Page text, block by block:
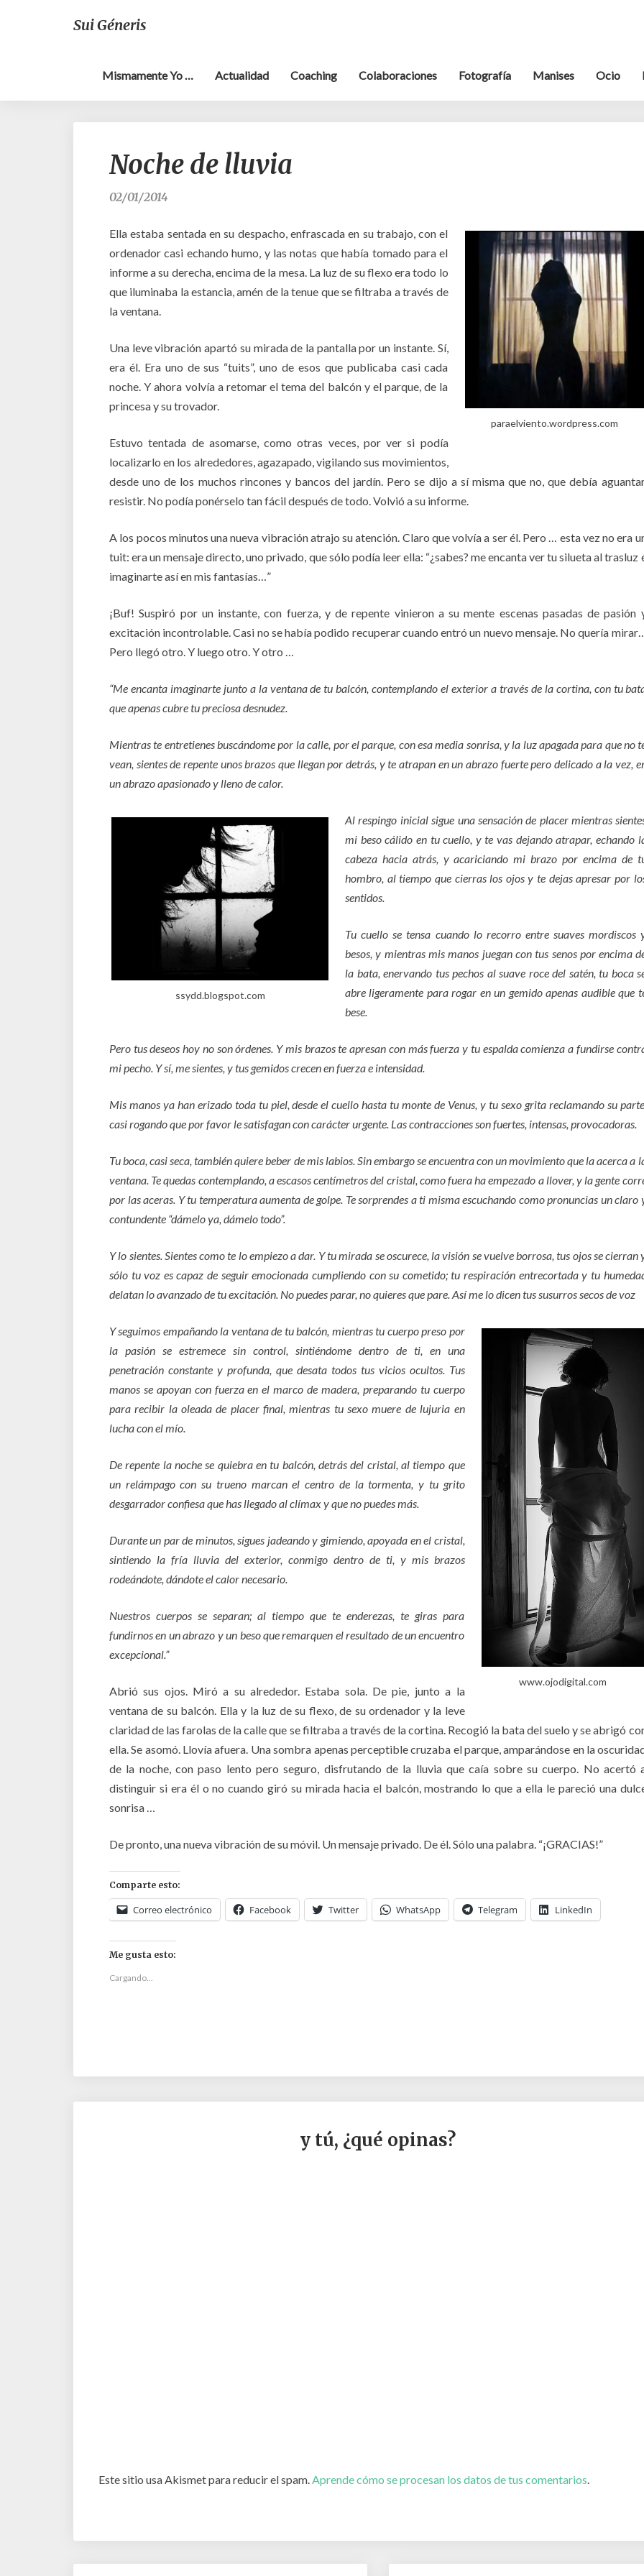
Sui Géneris
Mismamente Yo … Actualidad Coaching Colaboraciones Fotografía Manises Ocio
Noche de lluvia
02/01/2014
paraelviento.wordpress.com
Ella estaba sentada en su despacho, enfrascada en su trabajo, con el
ordenador casi echando humo, y las notas que había tomado para el
informe a su derecha, encima de la mesa. La luz de su flexo era todo lo
que iluminaba la estancia, amén de la tenue que se filtraba a través de
la ventana.
Una leve vibración apartó su mirada de la pantalla por un instante. Sí,
era él. Era uno de sus “tuits”, uno de esos que publicaba casi cada
noche. Y ahora volvía a retomar el tema del balcón y el parque, de la
princesa y su trovador.
Estuvo tentada de asomarse, como otras veces, por ver si podía
localizarlo en los alrededores, agazapado, vigilando sus movimientos,
desde uno de los muchos rincones y bancos del jardín. Pero se dijo a sí misma que no, que debía
resistir. No podía ponérselo tan fácil después de todo. Volvió a su informe.
A los pocos minutos una nueva vibración atrajo su atención. Claro que volvía a ser él. Pero … esta vez no era
tuit: era un mensaje directo, uno privado, que sólo podía leer ella: “¿sabes? me encanta ver tu silueta al trasluz
imaginarte así en mis fantasías…”
¡Buf! Suspiró por un instante, con fuerza, y de repente vinieron a su mente escenas pasadas de pasión
excitación incontrolable. Casi no se había podido recuperar cuando entró un nuevo mensaje. No quería
Pero llegó otro. Y luego otro. Y otro …
“Me encanta imaginarte junto a la ventana de tu balcón, contemplando el exterior a través de la cortina, con tu
que apenas cubre tu preciosa desnudez.
Mientras te entretienes buscándome por la calle, por el parque, con esa media sonrisa, y la luz apagada para que no
vean, sientes de repente unos brazos que llegan por detrás, y te atrapan en un abrazo fuerte pero delicado a la vez,
un abrazo apasionado y lleno de calor.
ssydd.blogspot.com
Al respingo inicial sigue una sensación de placer mientras
mi beso cálido en tu cuello, y te vas dejando atrapar, echando
cabeza hacia atrás, y acariciando mi brazo por encima de
hombro, al tiempo que cierras los ojos y te dejas apresar por
sentidos.
Tu cuello se tensa cuando lo recorro entre suaves mordiscos
besos, y mientras mis manos juegan con tus senos por encima
la bata, enervando tus pechos al suave roce del satén, tu boca
abre ligeramente para rogar en un gemido apenas audible que
bese.
Pero tus deseos hoy no son órdenes. Y mis brazos te apresan con más fuerza y tu espalda comienza a fundirse
mi pecho. Y sí, me sientes, y tus gemidos crecen en fuerza e intensidad.
Mis manos ya han erizado toda tu piel, desde el cuello hasta tu monte de Venus, y tu sexo grita reclamando su
casi rogando que por favor le satisfagan con carácter urgente. Las contracciones son fuertes, intensas, provocadoras.
Tu boca, casi seca, también quiere beber de mis labios. Sin embargo se encuentra con un movimiento que la acerca a
ventana. Te quedas contemplando, a escasos centímetros del cristal, como fuera ha empezado a llover, y la gente
por las aceras. Y tu temperatura aumenta de golpe. Te sorprendes a ti misma escuchando como pronuncias un claro
contundente “dámelo ya, dámelo todo”.
Y lo sientes. Sientes como te lo empiezo a dar. Y tu mirada se oscurece, la visión se vuelve borrosa, tus ojos se cierran
sólo tu voz es capaz de seguir emocionada cumpliendo con su cometido; tu respiración entrecortada y tu
delatan lo avanzado de tu excitación. No puedes parar, no quieres que pare. Así me lo dicen tus susurros secos de voz
www.ojodigital.com
Y seguimos empañando la ventana de tu balcón, mientras tu cuerpo preso por
la pasión se estremece sin control, sintiéndome dentro de ti, en una
penetración constante y profunda, que desata todos tus vicios ocultos. Tus
manos se apoyan con fuerza en el marco de madera, preparando tu cuerpo
para recibir la oleada de placer final, mientras tu sexo muere de lujuria en
lucha con el mío.
De repente la noche se quiebra en tu balcón, detrás del cristal, al tiempo que
un relámpago con su trueno marcan el centro de la tormenta, y tu grito
desgarrador confiesa que has llegado al clímax y que no puedes más.
Durante un par de minutos, sigues jadeando y gimiendo, apoyada en el cristal,
sintiendo la fría lluvia del exterior, conmigo dentro de ti, y mis brazos
rodeándote, dándote el calor necesario.
Nuestros cuerpos se separan; al tiempo que te enderezas, te giras para
fundirnos en un abrazo y un beso que remarquen el resultado de un encuentro
excepcional.”
Abrió sus ojos. Miró a su alrededor. Estaba sola. De pie, junto a la
ventana de su balcón. Ella y la luz de su flexo, de su ordenador y la leve
claridad de las farolas de la calle que se filtraba a través de la cortina. Recogió la bata del suelo y se abrigó
ella. Se asomó. Llovía afuera. Una sombra apenas perceptible cruzaba el parque, amparándose en la
de la noche, con paso lento pero seguro, disfrutando de la lluvia que caía sobre su cuerpo. No acertó
distinguir si era él o no cuando giró su mirada hacia el balcón, mostrando lo que a ella le pareció una
sonrisa …
De pronto, una nueva vibración de su móvil. Un mensaje privado. De él. Sólo una palabra. “¡GRACIAS!”
Comparte esto:
Correo electrónico Facebook Twitter WhatsApp Telegram LinkedIn
Me gusta esto:
Cargando...
y tú, ¿qué opinas?
Este sitio usa Akismet para reducir el spam.Aprende cómo se procesan los datos de tus comentarios.